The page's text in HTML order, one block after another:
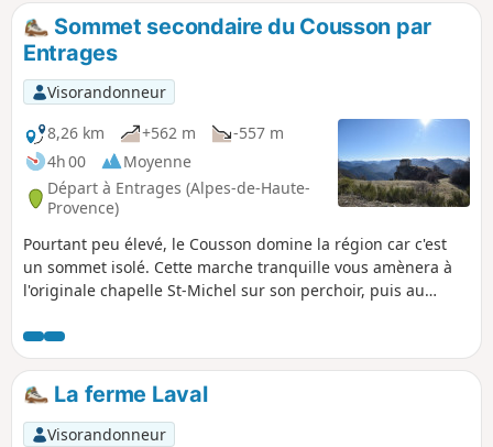
Sommet secondaire du Cousson par
Entrages
Visorandonneur
8,26 km
+562 m
-557 m
4h 00
Moyenne
Départ à Entrages (Alpes-de-Haute-
Provence)
Pourtant peu élevé, le Cousson domine la région car c'est
un sommet isolé. Cette marche tranquille vous amènera à
l'originale chapelle St-Michel sur son perchoir, puis au
excellent rapport qualité de la vue / difficulté de la montée !
Idéale en famile. Il faut compter de 3h à 3h30 de marche,
pas plus. Il n'y a pas de surprise.
La ferme Laval
Visorandonneur